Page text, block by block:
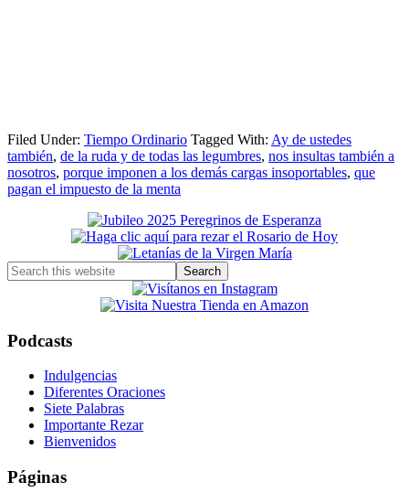
Filed Under: Tiempo Ordinario Tagged With: Ay de ustedes
también, de la ruda y de todas las legumbres, nos insultas también a
nosotros, porque imponen a los demás cargas insoportables, que
pagan el impuesto de la menta
Primary
Sidebar
Search
this
Podcasts
Indulgencias
Diferentes Oraciones
Siete Palabras
Importante Rezar
Bienvenidos
Páginas